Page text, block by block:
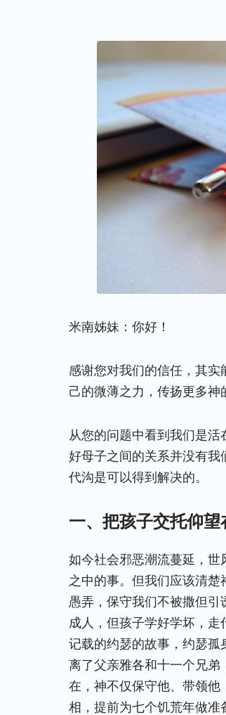
米南姊妹：你好！
感谢您对我们的信任，其
己的微薄之力，传扬更多神
从您的问题中看到我们是
好母子之间的关系并没有
代沟是可以得到解决的。
一、把孩子交托仰望
如今社会邪恶潮流蔓延，
之中的事。但我们应该清
愚弄，保守我们不被撒但
成人，但孩子学好学坏，
记载的约瑟的故事，约瑟
离了父亲雅各和十一个兄弟
在，神不仅保守他、带领他
相， 提前为七个饥荒年做准